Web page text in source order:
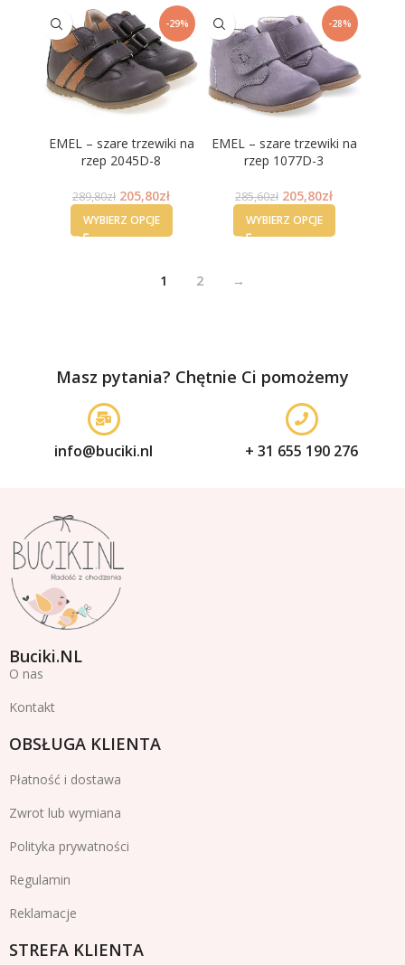
-29%
EMEL – szare trzewiki na
rzep 2045D-8
289,80zł 205,80zł
WYBIERZ OPCJE
-28%
EMEL – szare trzewiki na
rzep 1077D-3
285,60zł 205,80zł
WYBIERZ OPCJE
1 2 →
Masz pytania? Chętnie Ci pomożemy
info@buciki.nl + 31 655 190 276
Buciki.NL
O nas
Kontakt
OBSŁUGA KLIENTA
Płatność i dostawa
Zwrot lub wymiana
Polityka prywatności
Regulamin
Reklamacje
STREFA KLIENTA